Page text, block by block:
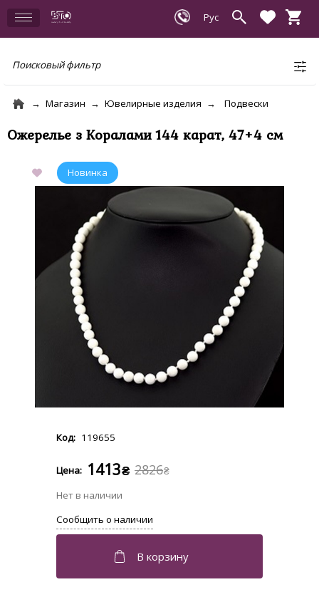
Поисковый фильтр
Магазин Ювелирные изделия Подвески
Ожерелье з Коралами 144 карат, 47+4 см
119655
2826₴
1413₴